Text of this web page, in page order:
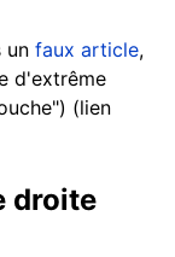
un faux article,
d'extrême
(lien
droite